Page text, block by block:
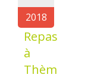
2018
Repas
à
Thèm